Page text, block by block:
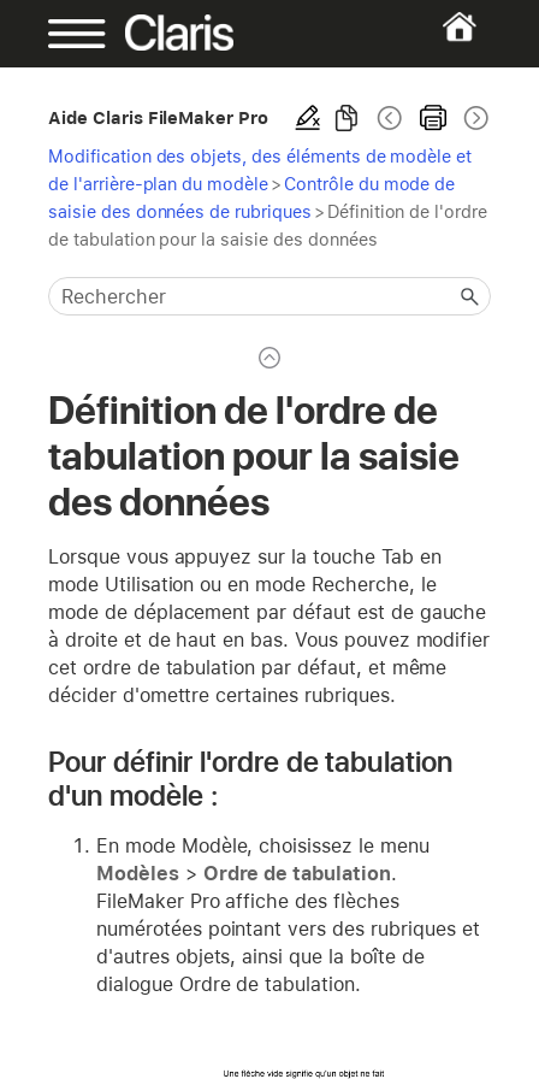
Aide Claris FileMaker Pro
Modification des objets, des éléments de modèle et
de l'arrière-plan du modèle> Contrôle du mode de
saisie des données de rubriques > Définition de l'ordre
de tabulation pour la saisie des données
Définition de l'ordre de
tabulation pour la saisie
des données
Lorsque vous appuyez sur la touche Tab en
mode Utilisation ou en mode Recherche, le
mode de déplacement par défaut est de gauche
à droite et de haut en bas. Vous pouvez modifier
cet ordre de tabulation par défaut, et même
décider d'omettre certaines rubriques.
Pour définir l'ordre de tabulation
d'un modèle :
En mode Modèle, choisissez le menu
Modèles> Ordre de tabulation.
FileMaker Pro affiche des flèches
numérotées pointant vers des rubriques et
d'autres objets, ainsi que la boîte de
dialogue Ordre de tabulation.